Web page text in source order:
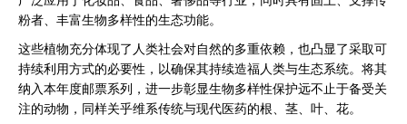
粉者、丰富生物多样性的生态功能。
这些植物充分体现了人类社会对自然的多重依赖，也凸显了采取可
持续利用方式的必要性，以确保其持续造福人类与生态系统。将其
纳入本年度邮票系列，进一步彰显生物多样性保护远不止于备受关
注的动物，同样关乎维系传统与现代医药的根、茎、叶、花。